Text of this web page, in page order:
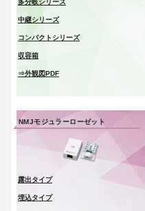
製
ソリュ
金型
多分岐シリーズ
中継シリーズ
コンパクトシリーズ
収容箱
⇒外観図PDF
NMJモジュラーローゼット
露出タイプ
埋込タイプ